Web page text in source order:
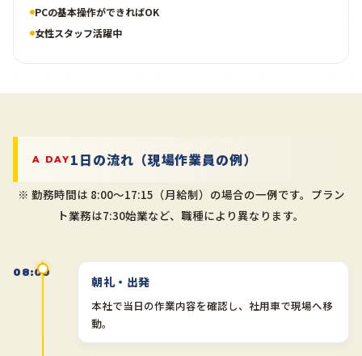
PCの基本操作ができればOK
女性スタッフ活躍中
A DAY 1日の流れ（現場作業員の例）
※ 勤務時間は 8:00〜17:15（月給制）の場合の一例です。プラン
ト業務は7:30始業など、職種により異なります。
08:00
朝礼・出発
本社で当日の作業内容を確認し、社用車で現場へ移
動。